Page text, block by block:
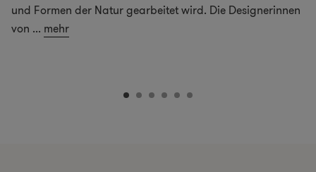
und Formen der Natur gearbeitet wird. Die Designerinnen
von ... mehr